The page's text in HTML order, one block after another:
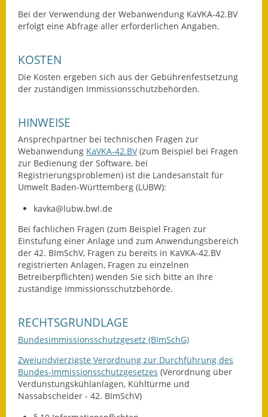
Breitbandausbau
Feuerwehr
Gesundheit & Soziales
Kirchen
Termine &
Vereine
Wirtschaft
Ausschreibung von
Firmenliste
Bei der Verwendung der Webanwendung KaVKA-42.BV
erfolgt eine Abfrage aller erforderlichen Angaben.
KOSTEN
Die Kosten ergeben sich aus der Gebührenfestsetzung
der zuständigen Immissionsschutzbehörden.
HINWEISE
Ansprechpartner bei technischen Fragen zur
Webanwendung KaVKA-42.BV(zum Beispiel bei Fragen
zur Bedienung der Software, bei
Registrierungsproblemen) ist die Landesanstalt für
Umwelt Baden-Württemberg (LUBW):
kavka@lubw.bwl.de
Bei fachlichen Fragen (zum Beispiel Fragen zur
Einstufung einer Anlage und zum Anwendungsbereich
der 42. BImSchV, Fragen zu bereits in KaVKA-42.BV
registrierten Anlagen, Fragen zu einzelnen
Betreiberpflichten) wenden Sie sich bitte an Ihre
zuständige Immissionsschutzbehörde.
RECHTSGRUNDLAGE
Bundesimmissionsschutzgesetz (BImSchG)
Zweiundvierzigste Verordnung zur Durchführung des
Bundes-Immissionsschutzgesetzes (Verordnung über
Verdunstungskühlanlagen, Kühltürme und
Nassabscheider - 42. BImSchV)